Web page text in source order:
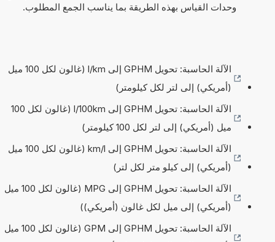
وحدات القياس بهذه الطريقة بما يناسب الجمع المطلوب.
الآلة الحاسبة: تحويل GPHM إلى l/km (غالون لكل 100 ميل
(أمريكي) إلى لتر لكل كيلومتر)
الآلة الحاسبة: تحويل GPHM إلى l/100km (غالون لكل 100
ميل (أمريكي) إلى لتر لكل 100 كيلومتر)
الآلة الحاسبة: تحويل GPHM إلى km/l (غالون لكل 100 ميل
(أمريكي) إلى كيلو متر لكل لتر)
الآلة الحاسبة: تحويل GPHM إلى MPG (غالون لكل 100 ميل
(أمريكي) إلى ميل لكل غالون (أمريكي))
الآلة الحاسبة: تحويل GPHM إلى GPM (غالون لكل 100 ميل